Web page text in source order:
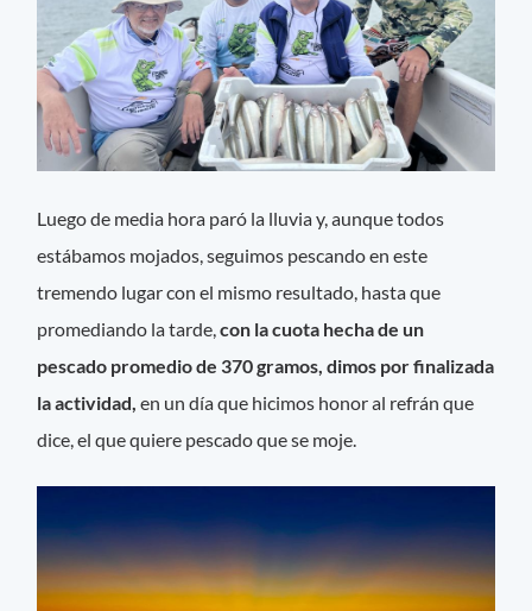
Luego de media hora paró la lluvia y, aunque todos
estábamos mojados, seguimos pescando en este
tremendo lugar con el mismo resultado, hasta que
promediando la tarde,con la cuota hecha de un
pescado promedio de 370 gramos, dimos por finalizada
la actividad,en un día que hicimos honor al refrán que
dice, el que quiere pescado que se moje.